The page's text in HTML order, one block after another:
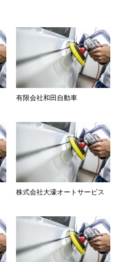
有限会社和田自動車
株式会社大濠オートサービス